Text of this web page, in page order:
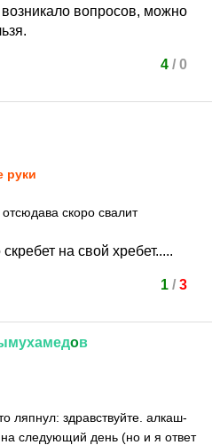
вопросов, можно
4/ 0
руки
скоро свалит
на свой хребет.....
1/ 3
oв
ляпнул: здравствуйте. алкаш-
следующий день (но и я ответ